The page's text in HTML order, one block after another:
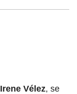
Irene Vélez, se